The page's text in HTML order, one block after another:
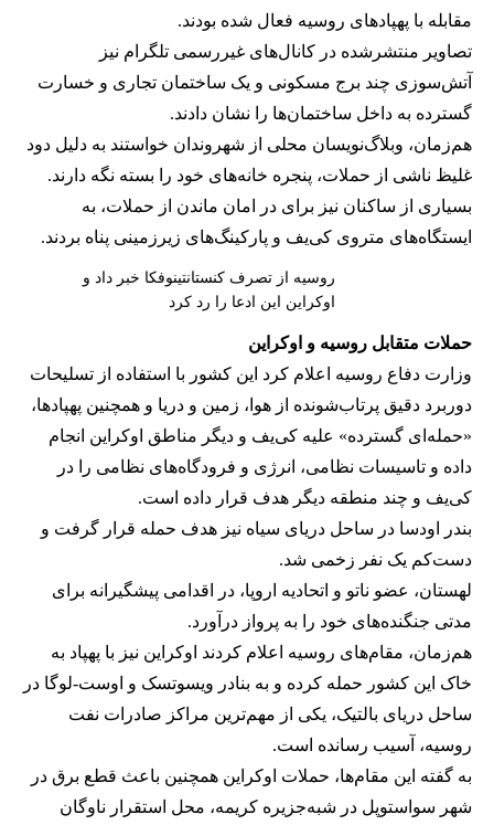
مقابله با پهپادهای روسیه فعال شده بودند.
تصاویر منتشرشده در کانال‌های غیررسمی تلگرام نیز
آتش‌سوزی چند برج مسکونی و یک ساختمان تجاری و خسارت
گسترده به داخل ساختمان‌ها را نشان دادند.
هم‌زمان، وبلاگ‌نویسان محلی از شهروندان خواستند به دلیل دود
غلیظ ناشی از حملات، پنجره‌ خانه‌های خود را بسته نگه دارند.
بسیاری از ساکنان نیز برای در امان ماندن از حملات، به
ایستگاه‌های متروی کی‌یف و پارکینگ‌های زیرزمینی پناه بردند.
روسیه از تصرف کنستانتینوفکا خبر داد و
اوکراین این ادعا را رد کرد
حملات متقابل روسیه و اوکراین
وزارت دفاع روسیه اعلام کرد این کشور با استفاده از تسلیحات
دوربرد دقیق پرتاب‌شونده از هوا، زمین و دریا و همچنین پهپادها،
«حمله‌ای گسترده» علیه کی‌یف و دیگر مناطق اوکراین انجام
داده و تاسیسات نظامی، انرژی و فرودگاه‌های نظامی را در
کی‌یف و چند منطقه دیگر هدف قرار داده است.
بندر اودسا در ساحل دریای سیاه نیز هدف حمله قرار گرفت و
دست‌کم یک نفر زخمی شد.
لهستان، عضو ناتو و اتحادیه اروپا، در اقدامی پیشگیرانه برای
مدتی جنگنده‌های خود را به پرواز درآورد.
هم‌زمان، مقام‌های روسیه اعلام کردند اوکراین نیز با پهپاد به
خاک این کشور حمله کرده و به بنادر ویسوتسک و اوست-لوگا در
ساحل دریای بالتیک، یکی از مهم‌ترین مراکز صادرات نفت
روسیه، آسیب رسانده است.
به گفته این مقام‌ها، حملات اوکراین همچنین باعث قطع برق در
شهر سواستوپل در شبه‌جزیره کریمه، محل استقرار ناوگان